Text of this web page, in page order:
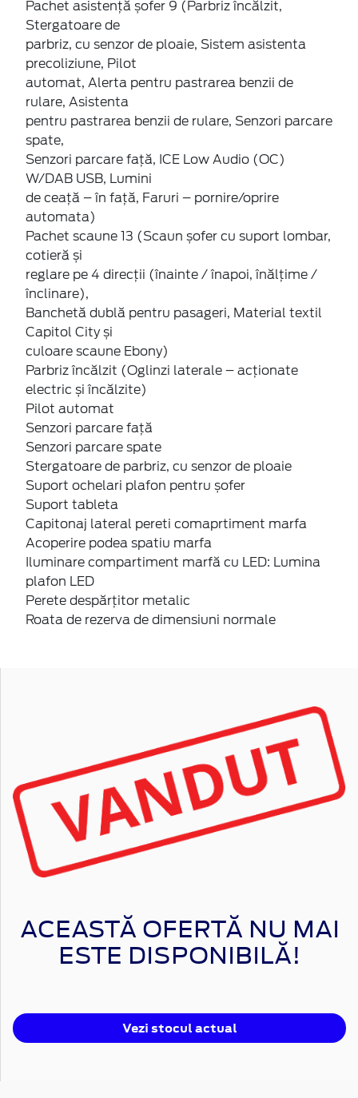
Pachet asistență șofer 9 (Parbriz încălzit,
Stergatoare de
parbriz, cu senzor de ploaie, Sistem asistenta
precoliziune, Pilot
automat, Alerta pentru pastrarea benzii de
rulare, Asistenta
pentru pastrarea benzii de rulare, Senzori parcare
spate,
Senzori parcare față, ICE Low Audio (OC)
W/DAB USB, Lumini
de ceață – în față, Faruri – pornire/oprire
automata)
Pachet scaune 13 (Scaun șofer cu suport lombar,
cotieră și
reglare pe 4 direcții (înainte / înapoi, înălțime /
înclinare),
Banchetă dublă pentru pasageri, Material textil
Capitol City și
culoare scaune Ebony)
Parbriz încălzit (Oglinzi laterale – acționate
electric și încălzite)
Pilot automat
Senzori parcare față
Senzori parcare spate
Stergatoare de parbriz, cu senzor de ploaie
Suport ochelari plafon pentru șofer
Suport tableta
Capitonaj lateral pereti comaprtiment marfa
Acoperire podea spatiu marfa
Iluminare compartiment marfă cu LED: Lumina
plafon LED
Perete despărțitor metalic
Roata de rezerva de dimensiuni normale
ACEASTĂ OFERTĂ NU MAI
ESTE DISPONIBILĂ!
Vezi stocul actual